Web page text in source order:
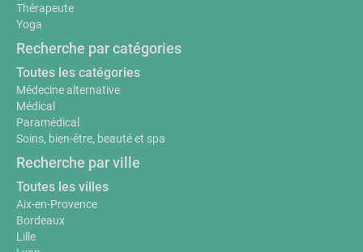
Thérapeute
Yoga
Recherche par catégories
Toutes les catégories
Médecine alternative
Médical
Paramédical
Soins, bien-être, beauté et spa
Recherche par ville
Toutes les villes
Aix-en-Provence
Bordeaux
Lille